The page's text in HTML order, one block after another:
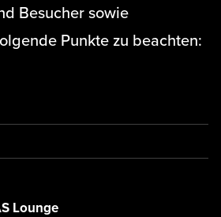
Besucher sowie
Punkte zu beachten:
Lounge